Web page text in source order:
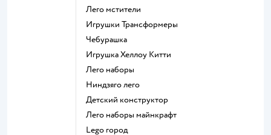
Лего мстители
Игрушки Трансформеры
Чебурашка
Игрушка Хеллоу Китти
Лего наборы
Ниндзяго лего
Детский конструктор
Лего наборы майнкрафт
Lego город